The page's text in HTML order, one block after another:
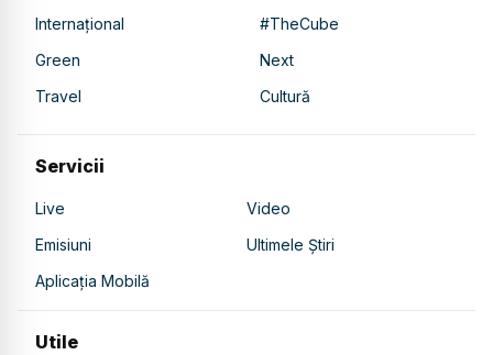
Internațional
#TheCube
Green
Next
Travel
Cultură
Servicii
Live
Video
Emisiuni
Ultimele Știri
Aplicația Mobilă
Utile